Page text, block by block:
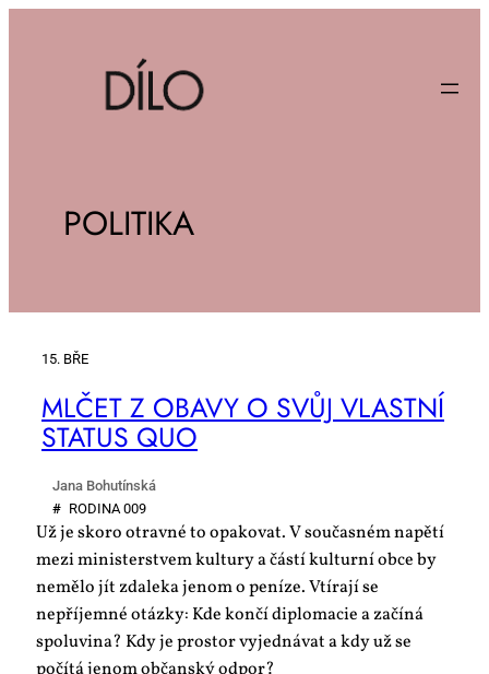
POLITIKA
15. BŘE
ML­ČET Z OBA­VY O SVŮJ VLAST­NÍ
STA­TUS QUO
Jana Bohutínská
# RO­DI­NA 009
Už je skoro otravné to opakovat. V současném napětí
mezi ministerstvem kultury a částí kulturní obce by
nemělo jít zdaleka jenom o peníze. Vtírají se
nepříjemné otázky: Kde končí diplomacie a začíná
spoluvina? Kdy je prostor vyjednávat a kdy už se